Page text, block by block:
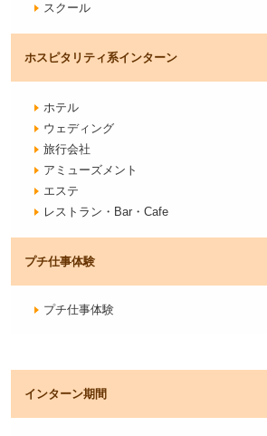
スクール
ホスピタリティ系インターン
ホテル
ウェディング
旅行会社
アミューズメント
エステ
レストラン・Bar・Cafe
プチ仕事体験
プチ仕事体験
インターン期間